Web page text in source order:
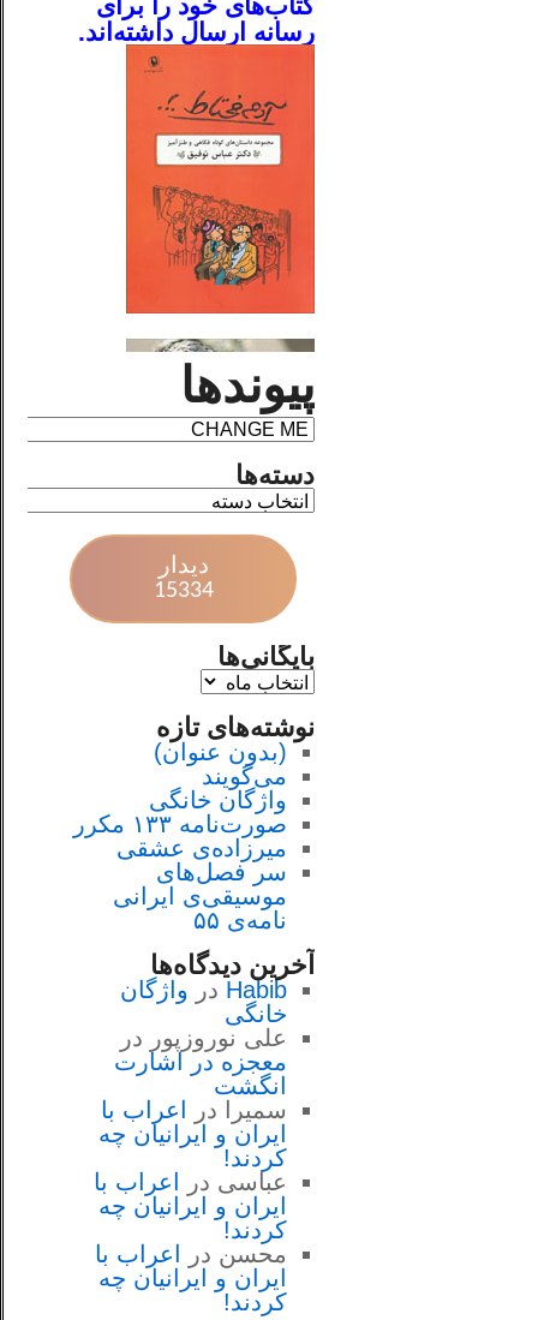
کتاب‌های خود را برای
رسانه ارسال داشته‌اند.
پیوندها
دسته‌ها
دیدار
15334
بایگانی‌ها
نوشته‌های تازه
(بدون عنوان)
می‌گویند
واژگان خانگی
صورت‌نامه ۱۳۳ مکرر
میرزاده‌ی عشقی
سر فصل‌هاى
موسيقى‌ی ايرانى
نامه‌ی ۵۵
آخرین دیدگاه‌ها
Habib در واژگان
خانگی
علی نوروزپور در
معجزه در اشارت
انگشت
سمیرا
در
اعراب با
ايران و ايرانيان چه
كردند!
عباسی در
اعراب با
ايران و ايرانيان چه
كردند!
محسن در
اعراب با
ايران و ايرانيان چه
كردند!